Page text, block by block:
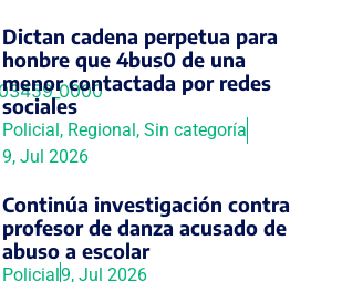
Dictan cadena perpetua para
honbre que 4bus0 de una
menor contactada por redes
sociales
Policial, Regional, Sin categoría
9, Jul 2026
Continúa investigación contra
profesor de danza acusado de
abuso a escolar
Policial9, Jul 2026